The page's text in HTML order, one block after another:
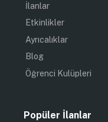
İlanlar
Etkinlikler
Ayrıcalıklar
Blog
Öğrenci Kulüpleri
Popüler İlanlar